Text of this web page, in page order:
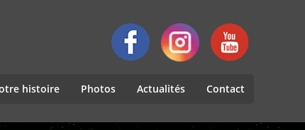
histoire Photos Actualités Contact